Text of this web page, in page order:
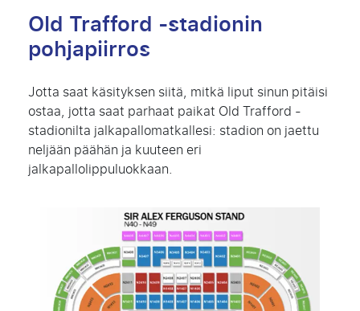
Old Trafford -stadionin
pohjapiirros
Jotta saat käsityksen siitä, mitkä liput sinun pitäisi
ostaa, jotta saat parhaat paikat Old Trafford -
stadionilta jalkapallomatkallesi: stadion on jaettu
neljään päähän ja kuuteen eri
jalkapallolippuluokkaan.